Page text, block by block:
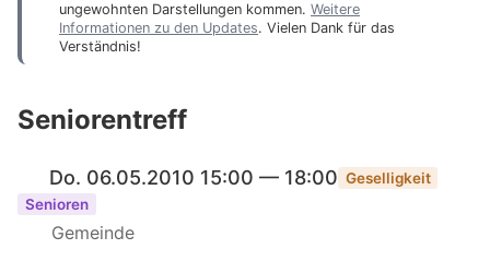
ungewohnten Darstellungen kommen. Weitere
Informationen zu den Updates. Vielen Dank für das
Verständnis!
Seniorentreff
Do. 06.05.2010 15:00 — 18:00 Geselligkeit
Senioren
Gemeinde